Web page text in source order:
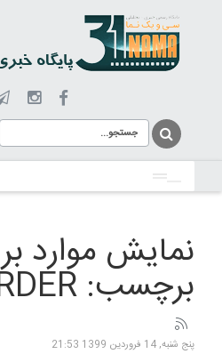
نمایش موارد
برچسب: BORDER
پنج شنبه, 14 فروردين 1399 21:53